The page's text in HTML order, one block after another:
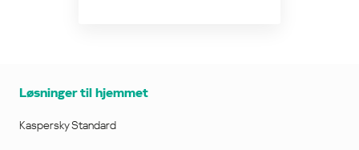
Løsninger til hjemmet
Kaspersky Standard